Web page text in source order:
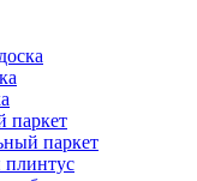
паркет